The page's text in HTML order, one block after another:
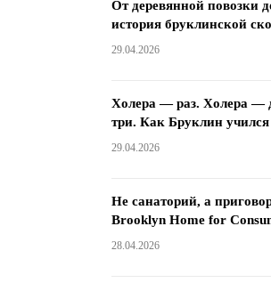
От деревянной повозки
история бруклинской
29.04.2026
Холера — раз. Холера —
три. Как Бруклин
29.04.2026
Не санаторий, а
Brooklyn Home for
28.04.2026